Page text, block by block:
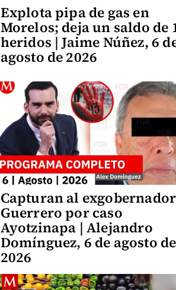
Explota pipa de gas en
Morelos; deja un saldo de
heridos | Jaime Núñez, 6
agosto de 2026
Capturan al
Guerrero por caso
Ayotzinapa | Alejandro
Domínguez, 6 de agosto de
2026